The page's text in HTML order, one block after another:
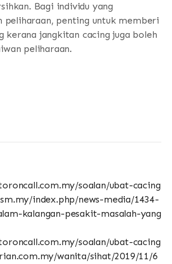
Bagi individu yang
peliharaan, penting untuk memberi
kerana jangkitan cacing juga boleh
peliharaan.
soalan/ubat-cacing
index.php/news-media/1434-
kalangan-pesakit-masalah-yang
soalan/ubat-cacing
wanita/sihat/2019/11/6